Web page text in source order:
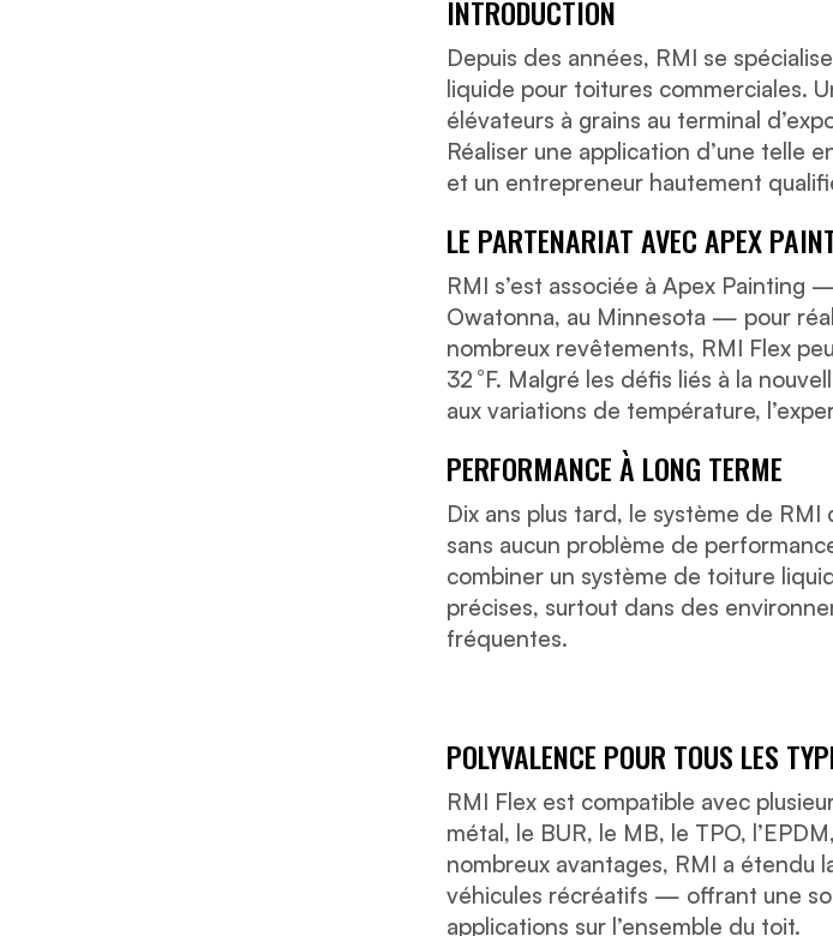
INTRODUCTION
Depuis des années, RMI se
liquide pour toitures commerciales.
élévateurs à grains au terminal
Réaliser une application d’une telle
et un entrepreneur hautement
LE PARTENARIAT AVEC APEX
RMI s’est associée à Apex
Owatonna, au Minnesota — pour
nombreux revêtements, RMI Flex
32 °F. Malgré les défis liés à la
aux variations de température,
PERFORMANCE À LONG TERME
Dix ans plus tard, le système de
sans aucun problème de
combiner un système de toiture
précises, surtout dans des
fréquentes.
POLYVALENCE POUR TOUS LES
RMI Flex est compatible avec
métal, le BUR, le MB, le TPO,
nombreux avantages, RMI a étendu
véhicules récréatifs — offrant une
applications sur l’ensemble du toit.